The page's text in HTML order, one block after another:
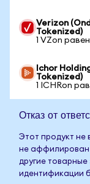
Verizon
Tokenized)
1 VZon
Ichor
Tokenized)
1 ICHRon
Отказ от
Этот продукт не
не аффилирован
другие
идентификации